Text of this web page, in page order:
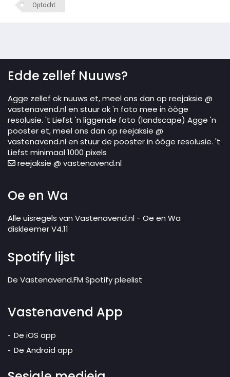
Optocht
Edde zellef Nuuws?
Agge zellef ok nuuws et, meel ons dan op reejaksie @
vastenavend.nl en stuur ok 'n foto mee in òòge
resolusie. 't Liefst 'n liggende foto (landscape) Agge 'n
pooster et, meel ons dan op reejaksie @
vastenavend.nl en stuur de pooster in òòge resolusie. 't
Liefst minimaal 1000 pixels
reejaksie @ vastenavend.nl
Oe en Wa
Alle uisregels van Vastenavend.nl - Oe en Wa
diskleemer V4.11
Spotify lijst
De Vastenavend.FM Spotify pleelist
Vastenavend App
De iOS app
De Android app